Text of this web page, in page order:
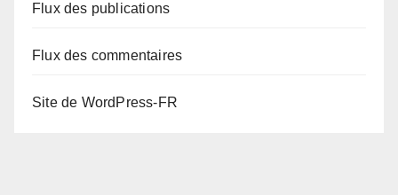
Flux des publications
Flux des commentaires
Site de WordPress-FR